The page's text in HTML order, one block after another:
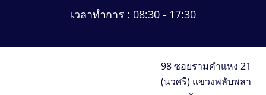
เวลาทำการ : 08:30 - 17:30
98 ซอยรามคำแหง 21
(นวศรี) แขวงพลับพลา